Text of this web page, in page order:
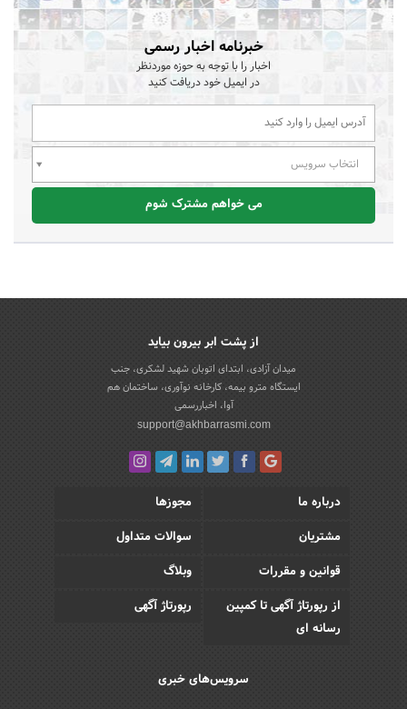
خبرنامه اخبار رسمی
اخبار را با توجه به حوزه موردنظر
در ایمیل خود دریافت کنید
انتخاب سرویس
می خواهم مشترک شوم
از پشت ابر بیرون بیاید
میدان آزادی، ابتدای اتوبان شهید لشکری، جنب
ایستگاه مترو بیمه، کارخانه نوآوری، ساختمان هم
آوا، اخباررسمی
support@akhbarrasmi.com
درباره ما
مجوزها
مشتریان
سوالات متداول
قوانین و مقررات
وبلاگ
از رپورتاژ آگهی تا کمپین
رسانه ای
رپورتاژ آگهی
سرویس‌های خبری